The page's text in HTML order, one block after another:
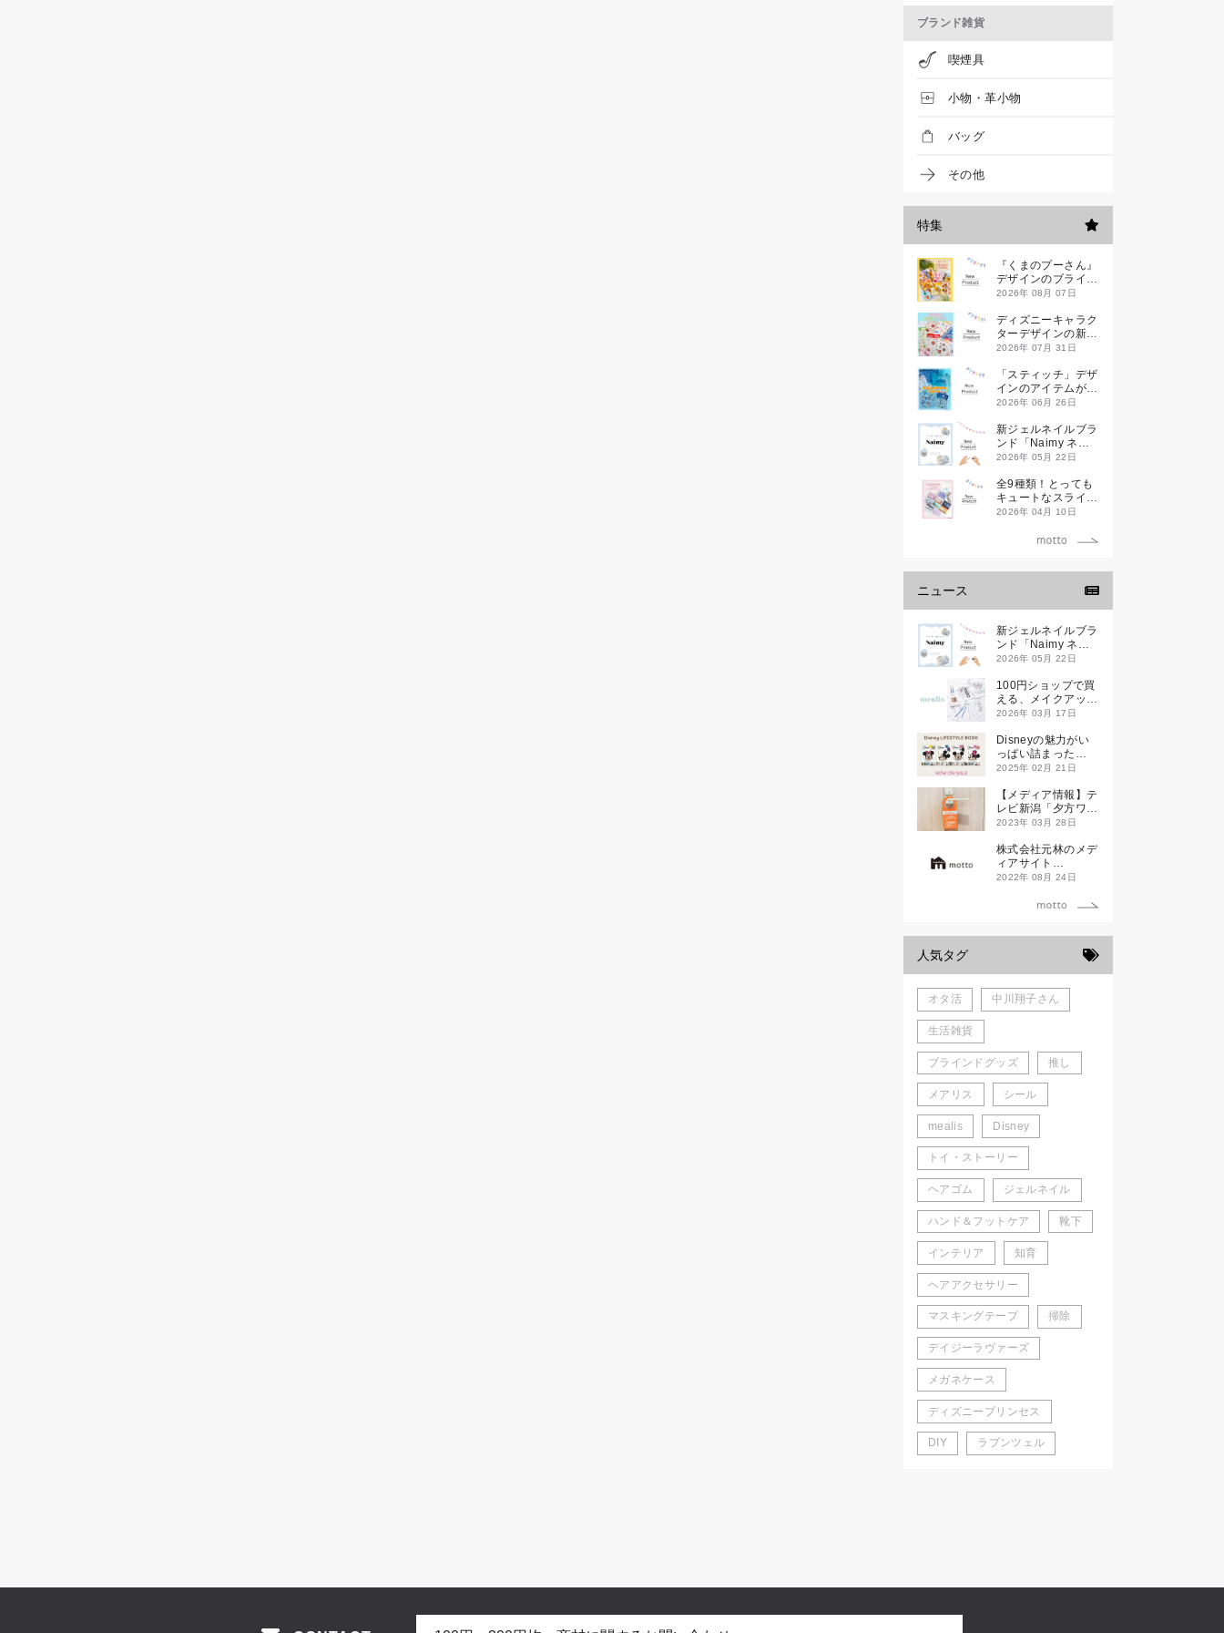
ブランド雑貨
喫煙具
小物・革小物
バッグ
その他
特集
『くまのプーさん』
デザインのブライン
ドミニハンドタオル
2026年 08月 07日
ディズニーキャラク
ターデザインの新作
シールが一挙発売
2026年 07月 31日
「スティッチ」デザ
インのアイテムが新
登場です
2026年 06月 26日
新ジェルネイルブラ
ンド「Naimy ネイ
ミィ」が誕生します
2026年 05月 22日
全9種類！とっても
キュートなスライダ
ーケースが新登場し
2026年 04月 10日
ニュース
新ジェルネイルブラ
ンド「Naimy ネイ
ミィ」が誕生します
2026年 05月 22日
100円ショップで買
える、メイクアップ
ブランド
ス）」誕生。
2026年 03月 17日
Disneyの魅力がい
っぱい詰まった
『Disney
』が2月21日(金)に
新発売！
2025年 02月 21日
【メディア情報】テ
レビ新潟「夕方ワイ
ド新潟一番」
2023年 03月 28日
株式会社元林のメデ
ィアサイト
「motto」がローン
2022年 08月 24日
人気タグ
オタ活 中川翔子さん
生活雑貨
ブラインドグッズ 推し
メアリス シール
mealis Disney
トイ・ストーリー
ヘアゴム ジェルネイル
ハンド＆フットケア 靴下
インテリア 知育
ヘアアクセサリー
マスキングテープ 掃除
デイジーラヴァーズ
メガネケース
ディズニープリンセス
DIY ラプンツェル